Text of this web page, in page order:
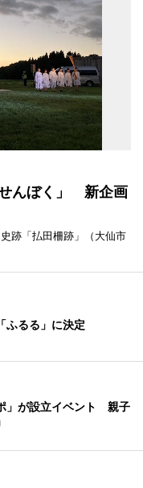
んぼく」 新企画
跡「払田柵跡」（大仙市
ふるる」に決定
」が設立イベント 親子